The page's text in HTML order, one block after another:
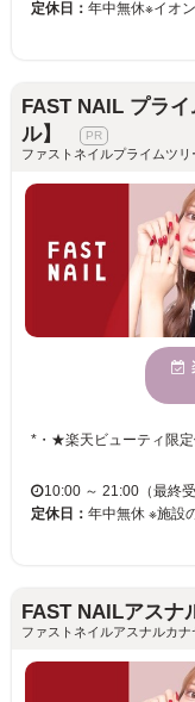
定休日： 年中無休※イオ
FAST NAIL プラ
ル】
ファストネイルプライムツ
10:00 ～ 21:00（最終
定休日： 年中無休 ※施設
FAST NAILアスナ
ファストネイルアスナルカナ